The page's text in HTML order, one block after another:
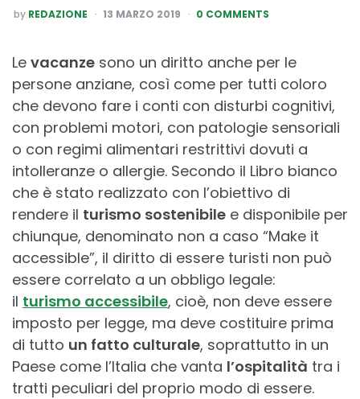
POSTED
BY
by REDAZIONE 13 MARZO 2019 0 COMMENTS
Le vacanze sono un diritto anche per le
persone anziane, così come per tutti coloro
che devono fare i conti con disturbi cognitivi,
con problemi motori, con patologie sensoriali
o con regimi alimentari restrittivi dovuti a
intolleranze o allergie. Secondo il Libro bianco
che è stato realizzato con l’obiettivo di
rendere il turismo sostenibile e disponibile per
chiunque, denominato non a caso “Make it
accessible”, il diritto di essere turisti non può
essere correlato a un obbligo legale:
il turismo accessibile, cioè, non deve essere
imposto per legge, ma deve costituire prima
di tutto un fatto culturale, soprattutto in un
Paese come l’Italia che vanta l’ospitalità tra i
tratti peculiari del proprio modo di essere.